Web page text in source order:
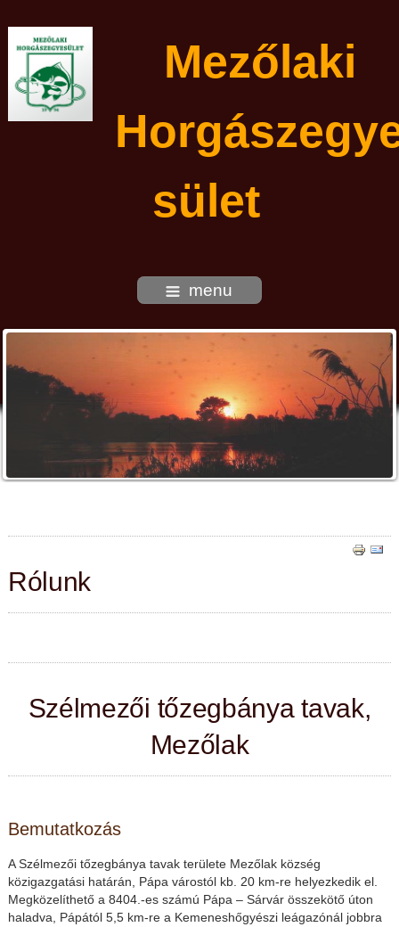
Mezőlaki
sület
menu
Rólunk
Szélmezői tőzegbánya tavak,
Mezőlak
Bemutatkozás
A Szélmezői tőzegbánya tavak területe Mezőlak község
közigazgatási határán, Pápa várostól kb. 20 km-re helyezkedik el.
Megközelíthető a 8404.-es számú Pápa – Sárvár összekötő úton
haladva, Pápától 5,5 km-re a Kemeneshőgyészi leágazónál jobbra